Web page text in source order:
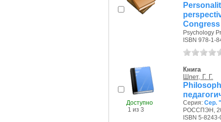
Psychology
ISBN 978-1-
Доступно
1 из 3
Книга
Шпет, Г. Г.
Серия: Сер.
РОССПЭН,
ISBN 5-